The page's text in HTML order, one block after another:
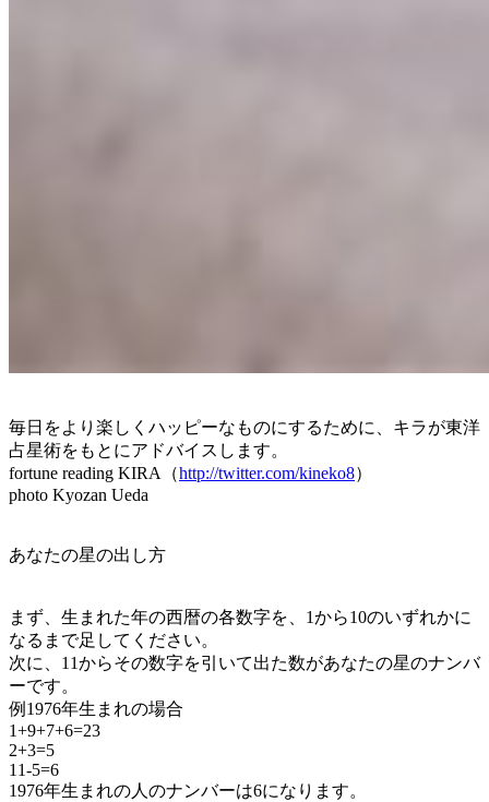
毎日をより楽しくハッピーなものにするために、キラが東洋
占星術をもとにアドバイスします。
fortune reading KIRA（http://twitter.com/kineko8）
photo Kyozan Ueda
あなたの星の出し方
まず、生まれた年の西暦の各数字を、1から10のいずれかに
なるまで足してください。
次に、11からその数字を引いて出た数があなたの星のナンバ
ーです。
例1976年生まれの場合
1+9+7+6=23
2+3=5
11-5=6
1976年生まれの人のナンバーは6になります。